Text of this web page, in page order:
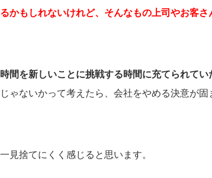
るかもしれないけれど、そんなもの上司やお客
間を新しいことに挑戦する時間に充てられて
ゃないかって考えたら、会社をやめる決意が固
見捨てにくく感じると思います。